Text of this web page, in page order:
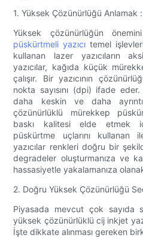
1. Yüksek Çözünürlüğü Anlamak :
Yüksek çözünürlüğün
püskürtmeli yazıcı temel
kullanan lazer yazıcıların
yazıcılar, kağıda küçük
çalışır. Bir yazıcının
nokta sayısını (dpi) ifade
daha keskin ve daha
çözünürlüklü mürekkep
baskı kalitesi elde etmek
püskürtme uçlarını kullanan
yazıcılar renkleri doğru bir
degradeler oluşturmanıza ve
hassasiyetle yakalamanıza
2. Doğru Yüksek Çözünürlüğü
Piyasada mevcut çok sayıda
yüksek çözünürlüklü cij inkjet
İşte dikkate alınması gereken